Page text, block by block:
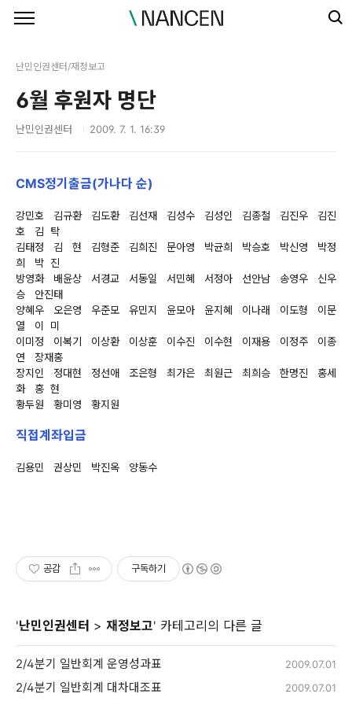
난민인권센터/재정보고
6월 후원자 명단
난민인권센터 2009. 7. 1. 16:39
CMS정기출금(가나다 순)
강민호 김규환 김도환 김선재 김성수 김성인 김종철 김진우 김진
호 김 탁
김태정 김 현 김형준 김희진 문아영 박균희 박승호 박신영 박정
희 박 진
방영화 배윤상 서경교 서동일 서민혜 서정아 선안남 송영우 신우
승 안진태
양혜우 오은영 우준모 유민지 윤모아 윤지혜 이나래 이도형 이문
열 이 미
이미정 이복기 이상환 이상훈 이수진 이수현 이재용 이정주 이종
연 장재홍
장지인 정대현 정선애 조은형 최가은 최원근 최희승 한명진 홍세
화 홍 현
황두원 황미영 황지원
직접계좌입금
김용민 권상민 박진옥 양동수
공감 구독하기
'난민인권센터 > 재정보고' 카테고리의 다른 글
2/4분기 일반회계 운영성과표 2009.07.01
2/4분기 일반회계 대차대조표 2009.07.01